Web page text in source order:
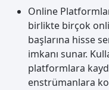
Online
birlikte birçok
başlarına hisse
imkanı sunar.
platformlara
enstrümanlara